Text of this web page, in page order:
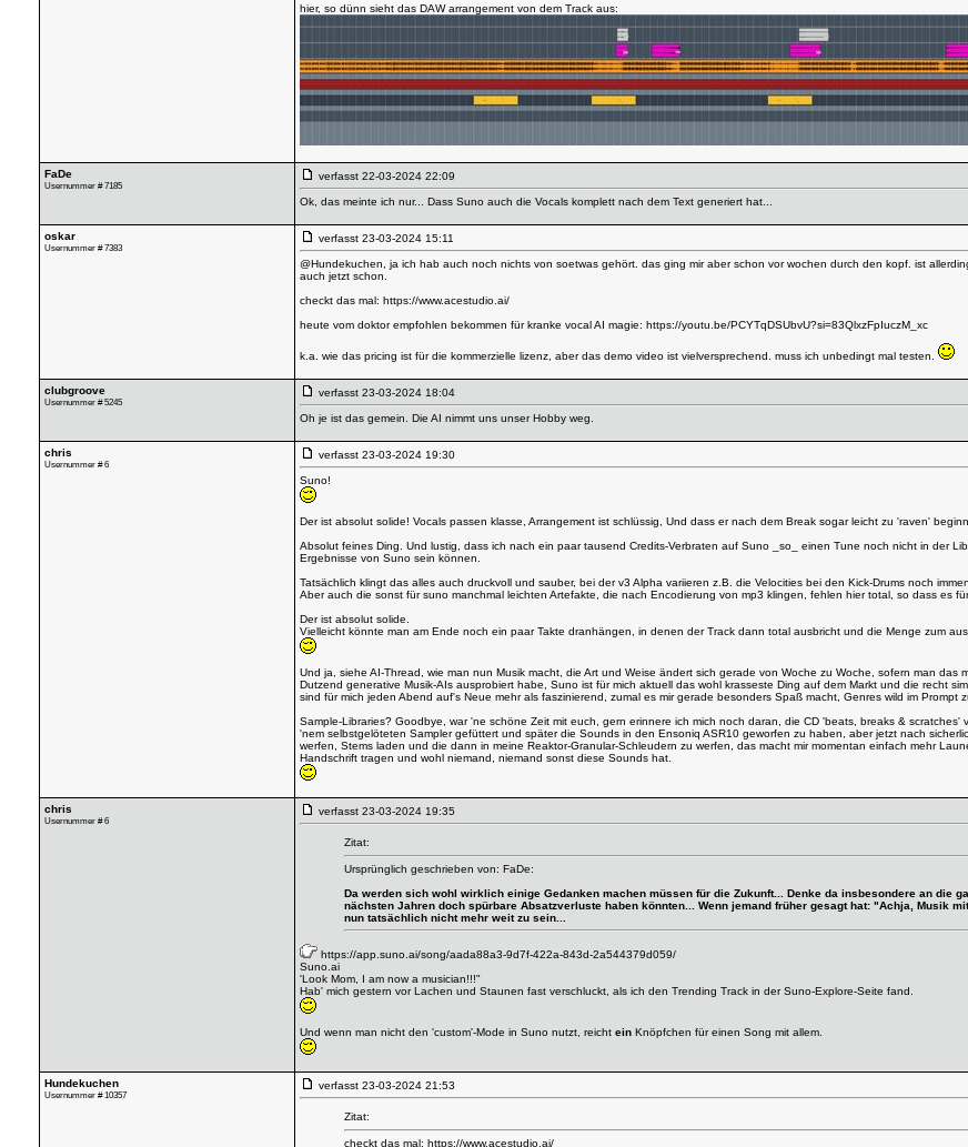
hier, so dünn sieht das DAW arrangement von dem Track aus:
FaDe
Usernummer # 7185
verfasst 22-03-2024 22:09
Ok, das meinte ich nur... Dass Suno auch die Vocals komplett nach dem Text generiert hat...
oskar
Usernummer # 7383
verfasst 23-03-2024 15:11
@Hundekuchen, ja ich hab auch noch nichts von soetwas gehört. das ging mir aber schon vor wochen durch den kopf. ist
auch jetzt schon.
checkt das mal: https://www.acestudio.ai/
heute vom doktor empfohlen bekommen für kranke vocal AI magie: https://youtu.be/PCYTqDSUbvU?si=83QlxzFpIuczM_xc
k.a. wie das pricing ist für die kommerzielle lizenz, aber das demo video ist vielversprechend. muss ich unbedingt mal testen.
clubgroove
Usernummer # 5245
verfasst 23-03-2024 18:04
Oh je ist das gemein. Die AI nimmt uns unser Hobby weg.
chris
Usernummer # 6
verfasst 23-03-2024 19:30
Suno!
Der ist absolut solide! Vocals passen klasse, Arrangement ist schlüssig, Und dass er nach dem Break sogar leicht zu 'raven'
Absolut feines Ding. Und lustig, dass ich nach ein paar tausend Credits-Verbraten auf Suno _so_ einen Tune noch nicht in der
Ergebnisse von Suno sein können.
Tatsächlich klingt das alles auch druckvoll und sauber, bei der v3 Alpha variieren z.B. die Velocities bei den Kick-Drums noch
Aber auch die sonst für suno manchmal leichten Artefakte, die nach Encodierung von mp3 klingen, fehlen hier total, so dass es
Der ist absolut solide.
Vielleicht könnte man am Ende noch ein paar Takte dranhängen, in denen der Track dann total ausbricht und die Menge zum
Und ja, siehe AI-Thread, wie man nun Musik macht, die Art und Weise ändert sich gerade von Woche zu Woche, sofern man
Dutzend generative Musik-AIs ausprobiert habe, Suno ist für mich aktuell das wohl krasseste Ding auf dem Markt und die recht
sind für mich jeden Abend auf's Neue mehr als faszinierend, zumal es mir gerade besonders Spaß macht, Genres wild im Prompt
Sample-Libraries? Goodbye, war 'ne schöne Zeit mit euch, gern erinnere ich mich noch daran, die CD 'beats, breaks &
'nem selbstgelöteten Sampler gefüttert und später die Sounds in den Ensoniq ASR10 geworfen zu haben, aber jetzt nach
werfen, Stems laden und die dann in meine Reaktor-Granular-Schleudern zu werfen, das macht mir momentan einfach mehr
Handschrift tragen und wohl niemand, niemand sonst diese Sounds hat.
chris
Usernummer # 6
verfasst 23-03-2024 19:35
Zitat:
Ursprünglich geschrieben von: FaDe:
Da werden sich wohl wirklich einige Gedanken machen müssen für die Zukunft... Denke da insbesondere an die
nächsten Jahren doch spürbare Absatzverluste haben könnten... Wenn jemand früher gesagt hat: "Achja, Musik
nun tatsächlich nicht mehr weit zu sein...
https://app.suno.ai/song/aada88a3-9d7f-422a-843d-2a544379d059/
Suno.ai
'Look Mom, I am now a musician!!!"
Hab' mich gestern vor Lachen und Staunen fast verschluckt, als ich den Trending Track in der Suno-Explore-Seite fand.
Und wenn man nicht den 'custom'-Mode in Suno nutzt, reicht ein Knöpfchen für einen Song mit allem.
Hundekuchen
Usernummer # 10357
verfasst 23-03-2024 21:53
Zitat:
checkt das mal: https://www.acestudio.ai/